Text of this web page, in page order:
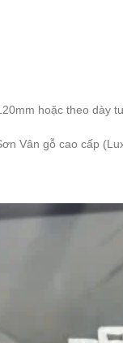
hoặc theo dày
Vân gỗ cao cấp